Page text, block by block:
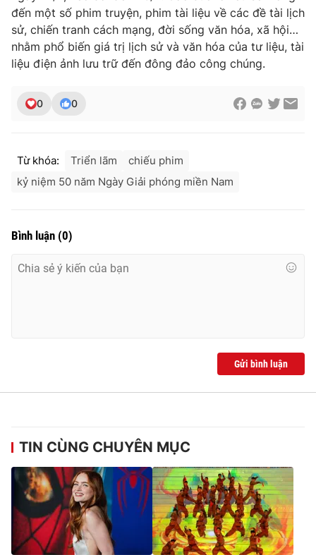
THỜI BÁO VTV
Cơ quan chủ quản:Đài Truyền hình Việt Nam
cấp ngày 29/12/2023
Phó Tổng Biên tập:Nguyễn Thị Mỹ Hạnh, Phạm Quốc Thắng,
đến một số phim truyện, phim tài liệu về các đề tài lịch
sử, chiến tranh cách mạng, đời sống văn hóa, xã hội…
nhằm phổ biến giá trị lịch sử và văn hóa của tư liệu, tài
liệu điện ảnh lưu trữ đến đông đảo công chúng.
0 0
Từ khóa: Triển lãm
chiếu phim
kỷ niệm 50 năm Ngày Giải phóng miền Nam
Bình luận (0)
Gửi bình luận
TIN CÙNG CHUYÊN MỤC